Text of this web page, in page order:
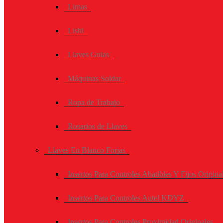
Limas
Lishi
Llaves Guias
Máquinas Soldar
Ropa de Trabajo
Rosarios de Llaves
Llaves En Blanco Forjas
Insertos Para Controles Abatibles Y Fijos
Insertos Para Controles Autel KDYZ